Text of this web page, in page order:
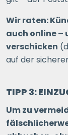
Wir raten:
auch online –
verschicken
auf der
TIPP 3:
Um zu